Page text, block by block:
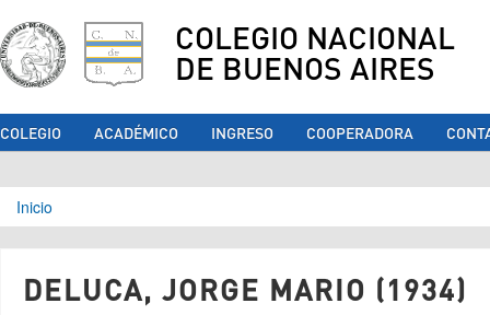
COLEGIO NACIONAL
DE BUENOS AIRES
COLEGIO ACADÉMICO INGRESO COOPERADORA
Se encuentra usted aquí
Inicio
DELUCA, JORGE MARIO (1934)